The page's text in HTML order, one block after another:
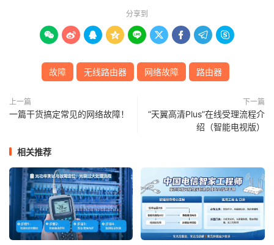
分享到
        
故障 无线路由器 网络故障 路由器
上一篇
一篇干货搞定常见的网络故障！
下一篇
“天翼高清Plus”在线受理流程介
绍（智能电视版）
相关推荐